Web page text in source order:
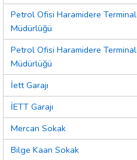
Petrol Ofisi Haramidere Terminal
Müdürlüğü
Petrol Ofisi Haramidere Terminal
Müdürlüğü
İett Garajı
İETT Garajı
Mercan Sokak
Bilge Kaan Sokak